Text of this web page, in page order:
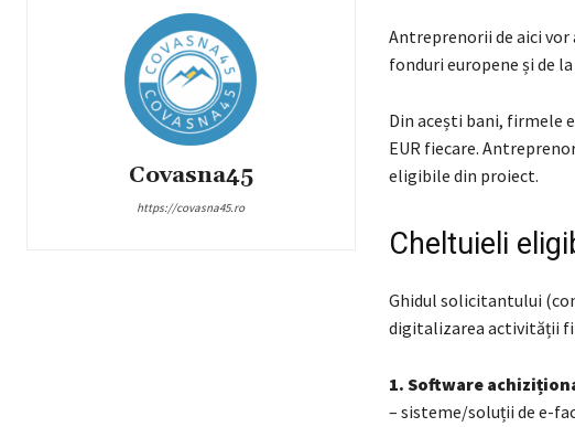
Covasna45
https://covasna45.ro
Antreprenorii de aici vor
fonduri europene și de
Din acești bani, firmele
EUR fiecare.
eligibile din proiect.
Cheltuieli
Ghidul solicitantului
digitalizarea activității
1. Software
– sisteme/soluții de e-